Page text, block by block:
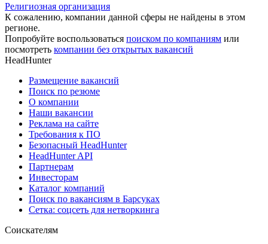
Религиозная организация
К сожалению, компании данной сферы не найдены в этом
регионе.
Попробуйте воспользоваться поиском по компаниям или
посмотреть компании без открытых вакансий
HeadHunter
Размещение вакансий
Поиск по резюме
О компании
Наши вакансии
Реклама на сайте
Требования к ПО
Безопасный HeadHunter
HeadHunter API
Партнерам
Инвесторам
Каталог компаний
Поиск по вакансиям в Барсуках
Сетка: соцсеть для нетворкинга
Соискателям